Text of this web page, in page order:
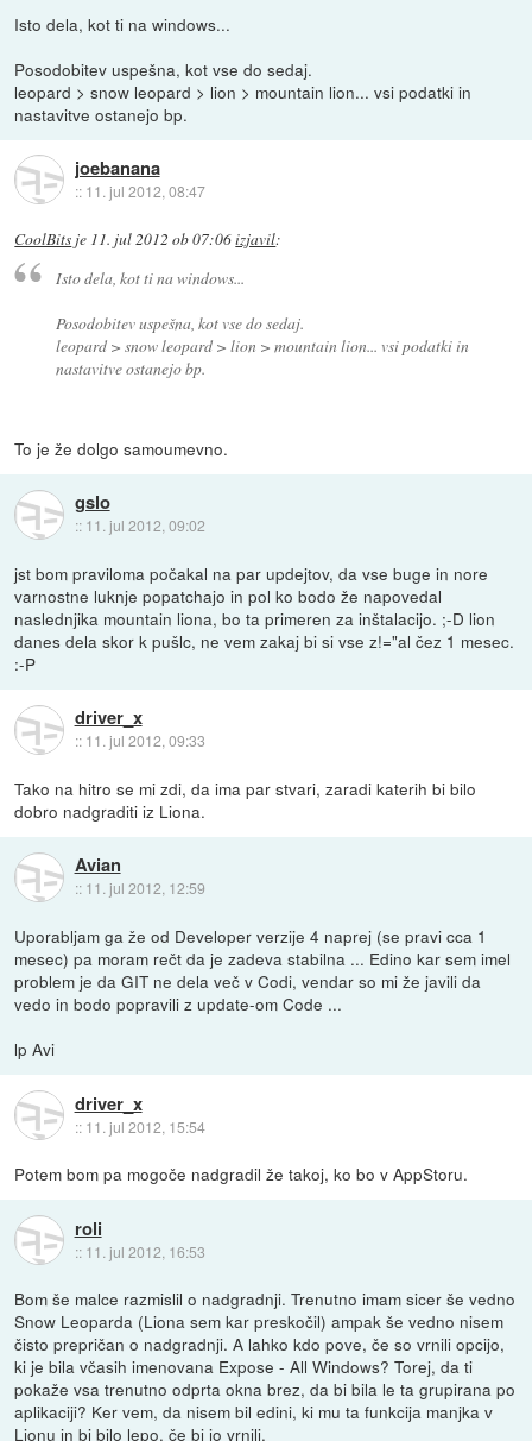
Isto dela, kot ti na windows...
Posodobitev uspešna, kot vse do sedaj.
leopard > snow leopard > lion > mountain lion... vsi podatki in
nastavitve ostanejo bp.
joebanana
:: 11. jul 2012, 08:47
CoolBits je 11. jul 2012 ob 07:06izjavil:
Isto dela, kot ti na windows...
Posodobitev uspešna, kot vse do sedaj.
leopard > snow leopard > lion > mountain lion... vsi podatki in
nastavitve ostanejo bp.
To je že dolgo samoumevno.
gslo
:: 11. jul 2012, 09:02
jst bom praviloma počakal na par updejtov, da vse buge in nore
varnostne luknje popatchajo in pol ko bodo že napovedal
naslednjika mountain liona, bo ta primeren za inštalacijo. ;-D lion
danes dela skor k pušlc, ne vem zakaj bi si vse z!="al čez 1 mesec.
:-P
driver_x
:: 11. jul 2012, 09:33
Tako na hitro se mi zdi, da ima par stvari, zaradi katerih bi bilo
dobro nadgraditi iz Liona.
Avian
:: 11. jul 2012, 12:59
Uporabljam ga že od Developer verzije 4 naprej (se pravi cca 1
mesec) pa moram rečt da je zadeva stabilna ... Edino kar sem imel
problem je da GIT ne dela več v Codi, vendar so mi že javili da
vedo in bodo popravili z update-om Code ...
lp Avi
driver_x
:: 11. jul 2012, 15:54
Potem bom pa mogoče nadgradil že takoj, ko bo v AppStoru.
roli
:: 11. jul 2012, 16:53
Bom še malce razmislil o nadgradnji. Trenutno imam sicer še vedno
Snow Leoparda (Liona sem kar preskočil) ampak še vedno nisem
čisto prepričan o nadgradnji. A lahko kdo pove, če so vrnili opcijo,
ki je bila včasih imenovana Expose - All Windows? Torej, da ti
pokaže vsa trenutno odprta okna brez, da bi bila le ta grupirana po
aplikaciji? Ker vem, da nisem bil edini, ki mu ta funkcija manjka v
Lionu in bi bilo lepo, če bi jo vrnili.